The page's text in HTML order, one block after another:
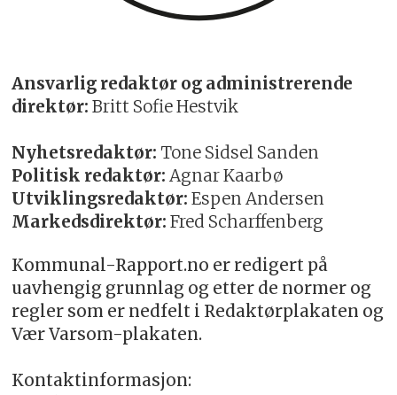
Ansvarlig redaktør og administrerende
direktør: Britt Sofie Hestvik
Nyhetsredaktør: Tone Sidsel Sanden
Politisk redaktør: Agnar Kaarbø
Utviklingsredaktør: Espen Andersen
Markedsdirektør: Fred Scharffenberg
Kommunal-Rapport.no er redigert på
uavhengig grunnlag og etter de normer og
regler som er nedfelt i Redaktørplakaten og
Vær Varsom-plakaten.
Kontaktinformasjon: